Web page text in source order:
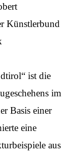
Künstlerbund
ist die
im
Basis einer
eine
aus